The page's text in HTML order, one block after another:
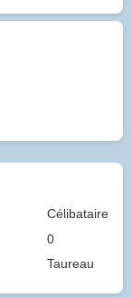
Célibataire
0
Taureau